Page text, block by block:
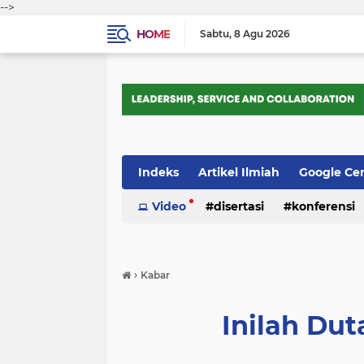
-->
HOME
Sabtu 8 Agu 2026
Indeks Artikel Ilmiah Google
Tips Trik Webometrics
Video disertasi konferensi
› Kabar
Inilah